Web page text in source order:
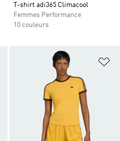
T-shirt adi365 Climacool
Femmes Performance
10 couleurs
Ajouter à la Liste de produits